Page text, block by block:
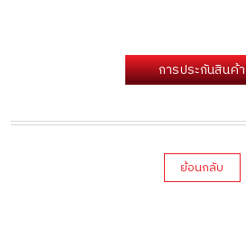
การประกันสินค้า
ย้อนกลับ